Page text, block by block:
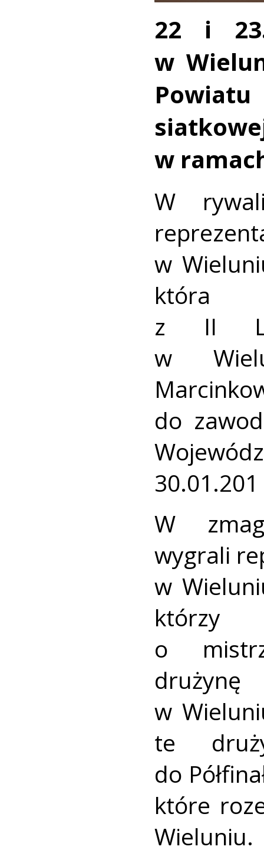
22 i
w
w
W
w
która
z II
w
do
W
wygrali
w
którzy
o
w
te
do
które
Wieluniu.